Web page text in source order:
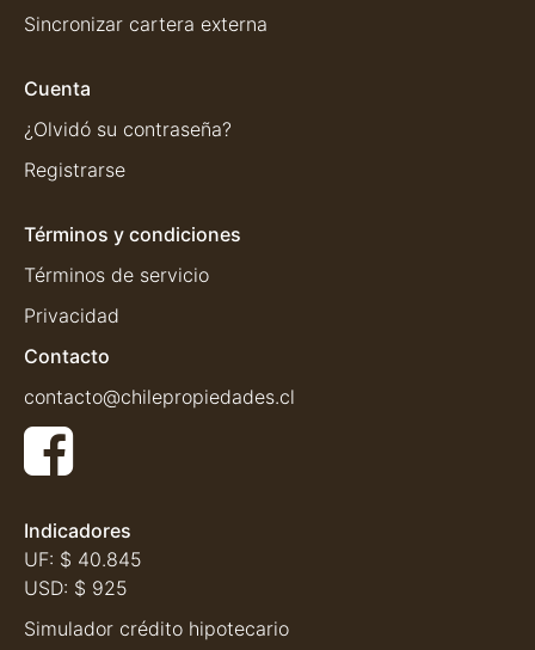
Sincronizar cartera externa
Cuenta
¿Olvidó su contraseña?
Registrarse
Términos y condiciones
Términos de servicio
Privacidad
Contacto
contacto@chilepropiedades.cl
Indicadores
UF: $ 40.845
USD: $ 925
Simulador crédito hipotecario